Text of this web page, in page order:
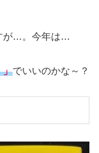
が…。今年は…
」でいいのかな～？